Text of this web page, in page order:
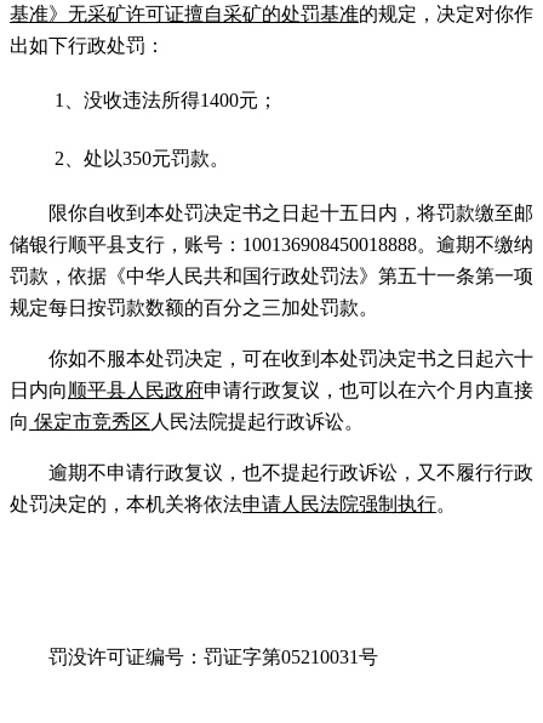
基准》无采矿许可证擅自采矿的处罚基准的规定，决定对你作
出如下行政处罚：
1、没收违法所得1400元；
2、处以350元罚款。
限你自收到本处罚决定书之日起十五日内，将罚款缴至邮
储银行顺平县支行， 账号： 100136908450018888。逾期不缴纳
罚款，依据《中华人民共和国行政处罚法》第五十一条第一项
规定每日按罚款数额的百分之三加处罚款。
你如不服本处罚决定，可在收到本处罚决定书之日起六十
日内向顺平县人民政府申请行政复议，也可以在六个月内直接
向 保定市竞秀区 人民法院提起行政诉讼。
逾期不申请行政复议，也不提起行政诉讼，又不履行行政
处罚决定的，本机关将依法申请人民法院强制执行。
罚没许可证编号： 罚证字第05210031号